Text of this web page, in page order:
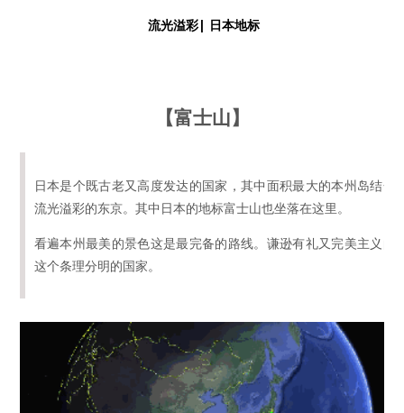
流光溢彩| 日本地标
【富士山】
日本是个既古老又高度发达的国家，其中面积最大的本州岛结合
流光溢彩的东京。其中日本的地标富士山也坐落在这里。
看遍本州最美的景色这是最完备的路线。谦逊有礼又完美主义的
这个条理分明的国家。